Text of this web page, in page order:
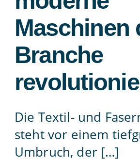
815-455-4755
Maschinen
Branche
Die Textil- und
steht vor einem
Umbruch, der […]